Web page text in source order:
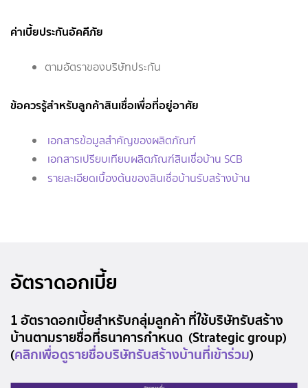
ค่าเบี้ยประกันอัคคีภัย
ตามอัตราของบริษัทประกัน
ข้อควรรู้สำหรับลูกค้าสินเชื่อเพื่อที่อยู่อาศัย
เอกสารข้อมูลสำคัญของผลิตภัณฑ์
เอกสารเปรียบเทียบผลิตภัณฑ์สินเชื่อบ้าน SCB
รายละเอียดเบื้องต้นของสินเชื่อบ้านรับสร้างบ้าน
อัตราดอกเบี้ย
1 อัตราดอกเบี้ยสำหรับกลุ่มลูกค้า ที่ใช้บริษัทรับสร้าง
บ้านตามรายชื่อที่ธนาคารกำหนด (Strategic group)
(คลิกเพื่อดูรายชื่อบริษัทรับสร้างบ้านที่เข้าร่วม)